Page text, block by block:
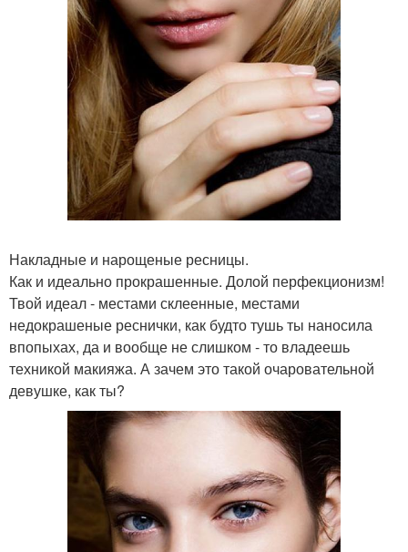
Накладные и нарощеные ресницы.
Как и идеально прокрашенные. Долой перфекционизм!
Твой идеал - местами склеенные, местами
недокрашеные реснички, как будто тушь ты наносила
впопыхах, да и вообще не слишком - то владеешь
техникой макияжа. А зачем это такой очаровательной
девушке, как ты?